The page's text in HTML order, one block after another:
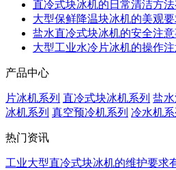
直冷式块冰机的日常清洁方
大型保鲜降温块冰机的美观
盐水直冷式块冰机的安全注
大型工业水冷片冰机的操作
产品中心
片冰机系列 直冷式块冰机系列 盐
冰机系列 真空预冷机系列 冷水机系
热门资讯
工业大型直冷式块冰机的维护要求